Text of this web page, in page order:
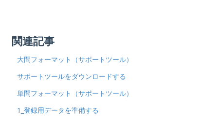
関連記事
大問フォーマット（サポートツール）
サポートツールをダウンロードする
単問フォーマット（サポートツール）
1_登録用データを準備する